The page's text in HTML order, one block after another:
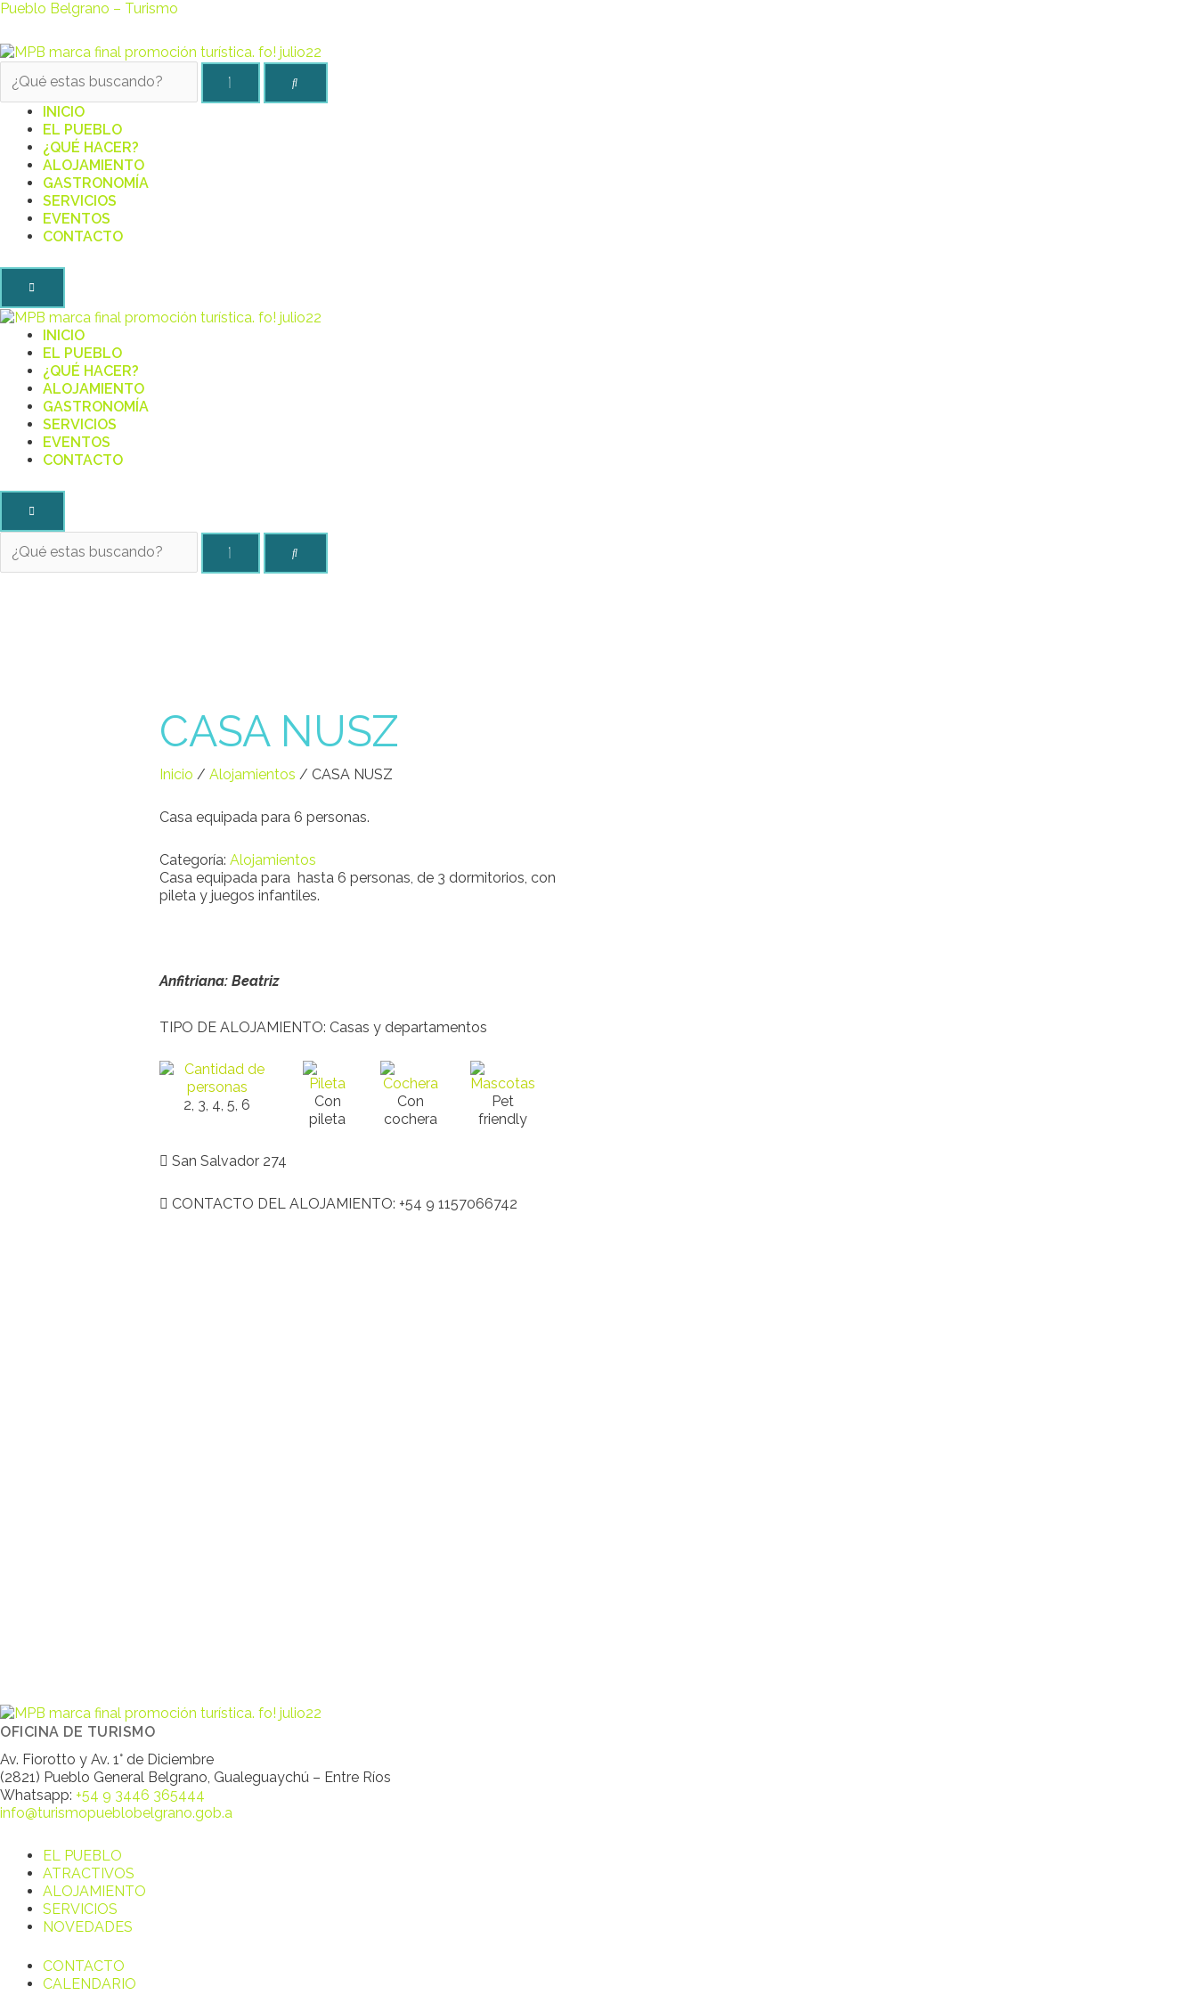
Pueblo Belgrano – Turismo
INICIO
EL PUEBLO
¿QUÉ HACER?
ALOJAMIENTO
GASTRONOMÍA
SERVICIOS
EVENTOS
CONTACTO
INICIO
EL PUEBLO
¿QUÉ HACER?
ALOJAMIENTO
GASTRONOMÍA
SERVICIOS
EVENTOS
CONTACTO
CASA NUSZ
Inicio / Alojamientos / CASA NUSZ
Casa equipada para 6 personas.
Categoría: Alojamientos
Casa equipada para hasta 6 personas, de 3 dormitorios, con
pileta y juegos infantiles.
Anfitriana: Beatriz
TIPO DE ALOJAMIENTO: Casas y departamentos
2, 3, 4, 5, 6
Con
pileta
Con
cochera
Pet
friendly
San Salvador 274
CONTACTO DEL ALOJAMIENTO: +54 9 1157066742
OFICINA DE TURISMO
Av. Fiorotto y Av. 1° de Diciembre
(2821) Pueblo General Belgrano, Gualeguaychú – Entre Ríos
Whatsapp: +54 9 3446 365444
info@turismopueblobelgrano.gob.a
EL PUEBLO
ATRACTIVOS
ALOJAMIENTO
SERVICIOS
NOVEDADES
CONTACTO
CALENDARIO